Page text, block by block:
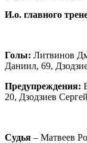
И.о. главного
Голы: Литвинов
Даниил, 69,
Предупреждения:
20, Дзодзиев
Судья – Матвеев